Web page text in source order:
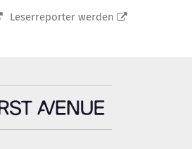
Leserreporter werden